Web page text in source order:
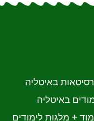
באיטליה
באיטליה
+ מלגות לימודים